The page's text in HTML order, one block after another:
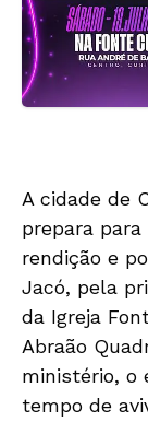
A cidade de
prepara
rendição e
Jacó, pela
da Igreja
Abraão
ministério, o
tempo de